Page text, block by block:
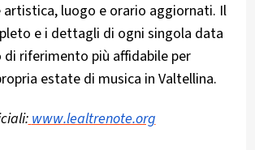
luogo e orario aggiornati. Il
e i dettagli di ogni singola data
riferimento più affidabile per
estate di musica in Valtellina.
www.lealtrenote.org